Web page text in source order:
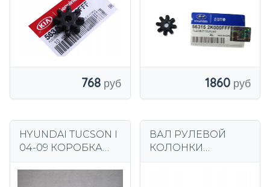
768 1860
HYUNDAI TUCSON I
04-09 КОРОБКА
КОРОБКИ
ВАЛ РУЛЕВОЙ
КОЛОНКИ